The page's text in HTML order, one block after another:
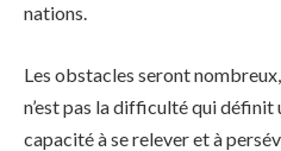
nations.
Les obstacles seront
n’est pas la difficulté qui définit
capacité à se relever et à